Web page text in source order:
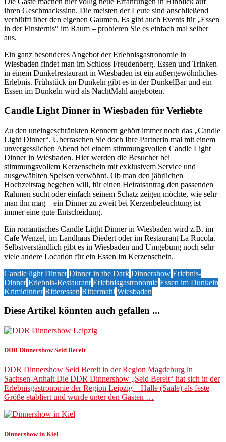
ihren Geschmackssinn. Die meisten der Leute sind anschließend
verblüfft über den eigenen Gaumen. Es gibt auch Events für „Essen
in der Finsternis“ im Raum – probieren Sie es einfach mal selber
aus.
Ein ganz besonderes Angebot der Erlebnisgastronomie in
Wiesbaden findet man im Schloss Freudenberg. Essen und Trinken
in einem Dunkelrestaurant in Wiesbaden ist ein außergewöhnliches
Erlebnis. Frühstück im Dunkeln gibt es in der DunkelBar und ein
Essen im Dunkeln wird als NachtMahl angeboten.
Candle Light Dinner in Wiesbaden für Verliebte
Zu den uneingeschränkten Rennern gehört immer noch das „Candle
Light Dinner“. Überraschen Sie doch Ihre Partnerin mal mit einem
unvergesslichen Abend bei einem stimmungsvollen Candle Light
Dinner in Wiesbaden. Hier werden die Besucher bei
stimmungsvollem Kerzenschein mit exklusivem Service und
ausgewählten Speisen verwöhnt. Ob man den jährlichen
Hochzeitstag begehen will, für einen Heiratsantrag den passenden
Rahmen sucht oder einfach seinem Schatz zeigen möchte, wie sehr
man ihn mag – ein Dinner zu zweit bei Kerzenbeleuchtung ist
immer eine gute Entscheidung.
Ein romantisches Candle Light Dinner in Wiesbaden wird z.B. im
Cafe Wenzel, im Landhaus Diedert oder im Restaurant La Rucola.
Selbstverständlich gibt es in Wiesbaden und Umgebung noch sehr
viele andere Location für ein Essen im Kerzenschein.
Candle light Dinner Dinner in the Dark Dinnershow Erlebnis-
Dinner Erlebnis-Restaurant Erlebnisgastronomie Essen im Dunkeln
Krimidinner Ritteressen Rittermahl Wiesbaden
Diese Artikel könnten auch gefallen ...
DDR Dinnershow Seid Bereit
DDR Dinnershow Seid Bereit in der Region Magdeburg in
Sachsen-Anhalt Die DDR Dinnershow „Seid Bereit“ hat sich in der
Erlebnisgastronomie der Region Leipzig – Halle (Saale) als feste
Größe etabliert und wurde unter den Gästen …
Dinnershow in Kiel